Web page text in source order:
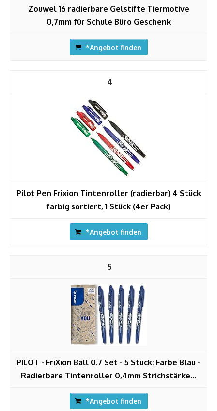
Zouwel 16 radierbare Gelstifte Tiermotive
0,7mm für Schule Büro Geschenk
*Angebot finden
4
Pilot Pen Frixion Tintenroller (radierbar) 4 Stück
farbig sortiert, 1 Stück (4er Pack)
*Angebot finden
5
PILOT - FriXion Ball 0.7 Set - 5 Stück: Farbe Blau -
Radierbare Tintenroller 0,4mm Strichstärke...
*Angebot finden